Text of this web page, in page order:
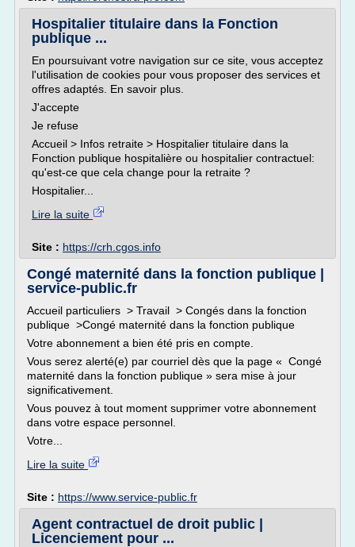
Hospitalier titulaire dans la Fonction
publique ...
En poursuivant votre navigation sur ce site, vous acceptez
l'utilisation de cookies pour vous proposer des services et
offres adaptés. En savoir plus.
J'accepte
Je refuse
Accueil > Infos retraite > Hospitalier titulaire dans la
Fonction publique hospitalière ou hospitalier contractuel:
qu'est-ce que cela change pour la retraite ?
Hospitalier...
Lire la suite
Site : https://crh.cgos.info
Congé maternité dans la fonction publique |
service-public.fr
Accueil particuliers > Travail > Congés dans la fonction
publique >Congé maternité dans la fonction publique
Votre abonnement a bien été pris en compte.
Vous serez alerté(e) par courriel dès que la page « Congé
maternité dans la fonction publique » sera mise à jour
significativement.
Vous pouvez à tout moment supprimer votre abonnement
dans votre espace personnel.
Votre...
Lire la suite
Site : https://www.service-public.fr
Agent contractuel de droit public |
Licenciement pour ...